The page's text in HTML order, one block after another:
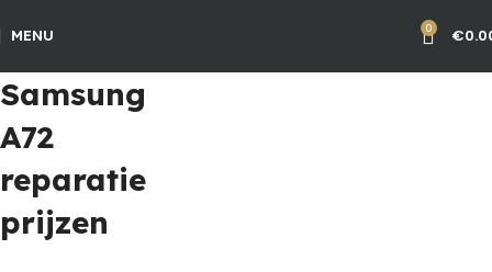
MENU 0 €
Samsung
A72
reparatie
prijzen